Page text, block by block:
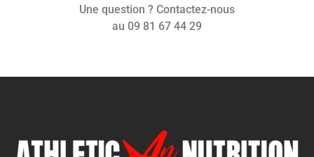
Une question ? Contactez-nous
au 09 81 67 44 29